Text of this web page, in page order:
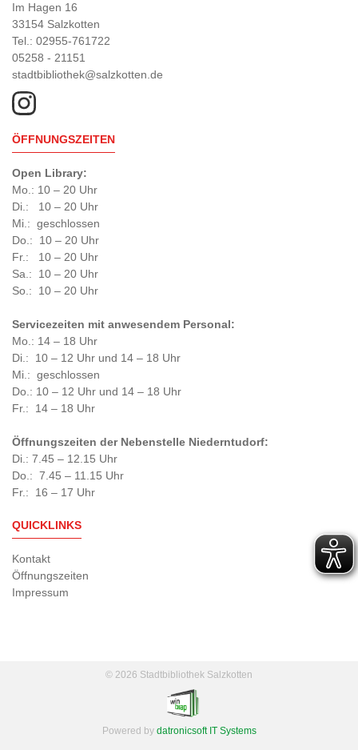
Im Hagen 16
33154 Salzkotten
Tel.: 02955-761722
05258 - 21151
stadtbibliothek@salzkotten.de
ÖFFNUNGSZEITEN
Open Library:
Mo.: 10 – 20 Uhr
Di.: 10 – 20 Uhr
Mi.: geschlossen
Do.: 10 – 20 Uhr
Fr.: 10 – 20 Uhr
Sa.: 10 – 20 Uhr
So.: 10 – 20 Uhr
Servicezeiten mit anwesendem Personal:
Mo.: 14 – 18 Uhr
Di.: 10 – 12 Uhr und 14 – 18 Uhr
Mi.: geschlossen
Do.: 10 – 12 Uhr und 14 – 18 Uhr
Fr.: 14 – 18 Uhr
Öffnungszeiten der Nebenstelle Niederntudorf:
Di.: 7.45 – 12.15 Uhr
Do.: 7.45 – 11.15 Uhr
Fr.: 16 – 17 Uhr
QUICKLINKS
Kontakt
Öffnungszeiten
Impressum
© 2026 Stadtbibliothek Salzkotten
Powered by datronicsoft IT Systems